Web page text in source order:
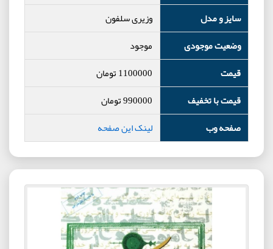
سایز و مدل
وزیری سلفون
وضعیت موجودی
موجود
قیمت
1100000تومان
قیمت با تخفیف
990000تومان
صفحه وب
لینک این صفحه